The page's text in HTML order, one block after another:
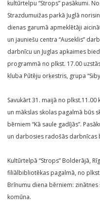
kultūrtelpu “Strops” pasākumi.
Strazdumuižas parkā Juglā
dienas garumā apmeklētāji
un jauniešu centra “Auseklis”
darbnīcu un Juglas apkaimes
programmā no plkst. 17.00
kluba Pūtēju orķestris, grupa
Savukārt 31. maijā no plkst.11.00
un mākslas skolas pagalmā būs
bērniem “Kā saule gadījās”.
un darbosies radošās darbnīcas
Kultūrtelpā “Strops” Bolderājā,
filiālbibliotēkas pagalmā, no
Brīnumu diena bērniem:
komūna.